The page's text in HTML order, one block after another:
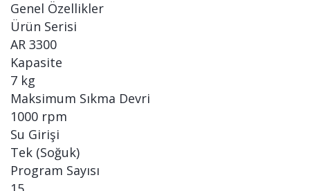
Genel Özellikler
Ürün Serisi
AR 3300
Kapasite
7 kg
Maksimum Sıkma Devri
1000 rpm
Su Girişi
Tek (Soğuk)
Program Sayısı